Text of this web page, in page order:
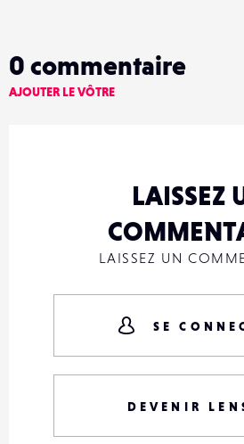
0 commentaire
AJOUTER LE VÔTRE
LAISSEZ
LAISSEZ UN
SE
DEVENIR